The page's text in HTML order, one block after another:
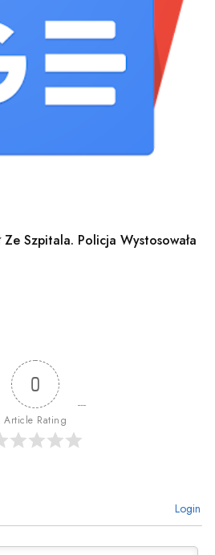
Ze Szpitala. Policja Wystosowała
0
Article Rating
Login